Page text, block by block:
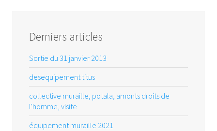
Derniers articles
Sortie du 31 janvier 2013
desequipement titus
collective muraille, potala, amonts droits de
l'homme, visite
équipement muraille 2021